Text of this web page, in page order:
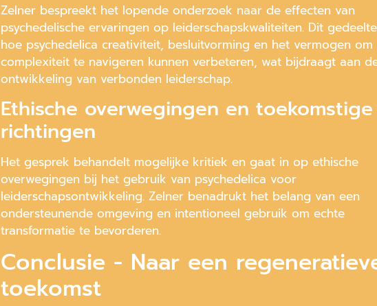
Zelner bespreekt het lopende onderzoek naar de effecten van
psychedelische ervaringen op leiderschapskwaliteiten. Dit
hoe psychedelica creativiteit, besluitvorming en het vermogen
complexiteit te navigeren kunnen verbeteren, wat bijdraagt aan
ontwikkeling van verbonden leiderschap.
Ethische overwegingen en toekomstige
richtingen
Het gesprek behandelt mogelijke kritiek en gaat in op ethische
overwegingen bij het gebruik van psychedelica voor
leiderschapsontwikkeling. Zelner benadrukt het belang van een
ondersteunende omgeving en intentioneel gebruik om echte
transformatie te bevorderen.
Conclusie - Naar een
toekomst